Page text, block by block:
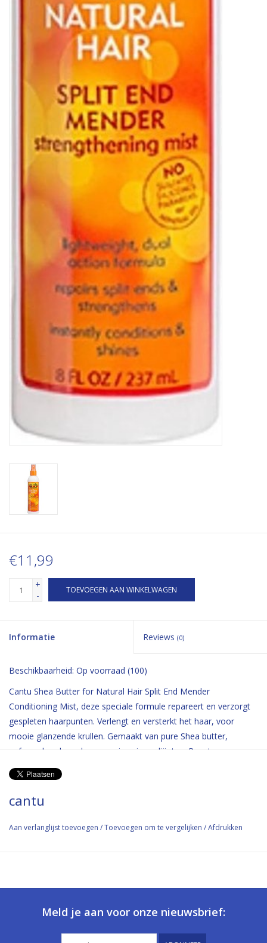
€11,99
+
-
TOEVOEGEN AAN WINKELWAGEN
Informatie Reviews (0)
Beschikbaarheid: Op voorraad (100)
Cantu Shea Butter for Natural Hair Split End Mender
Conditioning Mist, deze speciale formule repareert en verzorgt
gespleten haarpunten. Verlengt en versterkt het haar, voor
mooie glanzende krullen. Gemaakt van pure Shea butter,
geformuleerd zonder agressieve ingrediënten. Bevat geen;
Mineralen, Sulfaten, Parabenen, Siliconen, Ftalaten, Gluten,
Paraffine of Propyleen.
cantu
Aan verlanglijst toevoegen /Toevoegen om te vergelijken /Afdrukken
Meld je aan voor onze nieuwsbrief: